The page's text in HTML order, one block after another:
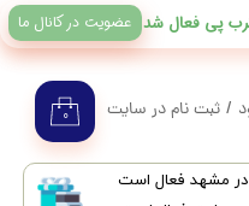
در مشهد فعال است
۰ / ثبت نام در سایت
عضویت در کانال ما